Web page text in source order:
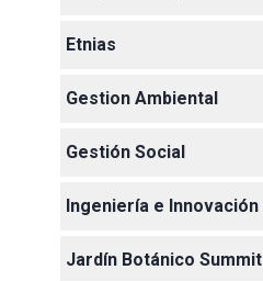
Etnias
Gestion Ambiental
Gestión Social
Ingeniería e Innovación
Jardín Botánico Summit